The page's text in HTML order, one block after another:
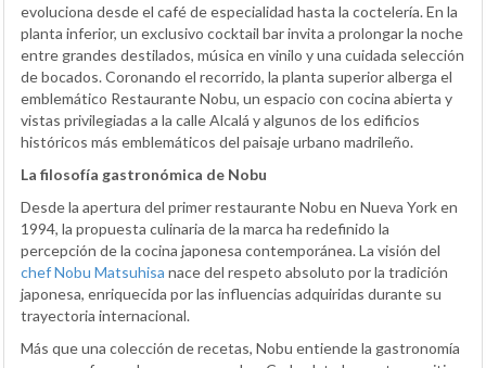
evoluciona desde el café de especialidad hasta la coctelería. En la
planta inferior, un exclusivo cocktail bar invita a prolongar la noche
entre grandes destilados, música en vinilo y una cuidada selección
de bocados. Coronando el recorrido, la planta superior alberga el
emblemático Restaurante Nobu, un espacio con cocina abierta y
vistas privilegiadas a la calle Alcalá y algunos de los edificios
históricos más emblemáticos del paisaje urbano madrileño.
La filosofía gastronómica de Nobu
Desde la apertura del primer restaurante Nobu en Nueva York en
1994, la propuesta culinaria de la marca ha redefinido la
percepción de la cocina japonesa contemporánea. La visión del
chef Nobu Matsuhisa nace del respeto absoluto por la tradición
japonesa, enriquecida por las influencias adquiridas durante su
trayectoria internacional.
Más que una colección de recetas, Nobu entiende la gastronomía